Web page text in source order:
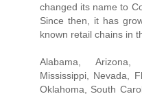
changed its name to
Since then, it has
known retail chains in
Alabama, Arizona,
Mississippi, Nevada,
Oklahoma, South